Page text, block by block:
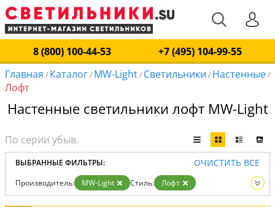
8 (800) 100-44-53
+7 (495) 104-99-55
Главная / Каталог/ MW-Light/ Светильники / Настенные/
Лофт
Настенные светильники лофт MW-Light
ВЫБРАННЫЕ ФИЛЬТРЫ: ОЧИСТИТЬ ВСЕ
Производитель: MW-Light Стиль:
Лофт
Тип:
Настенные Вид: Светильники